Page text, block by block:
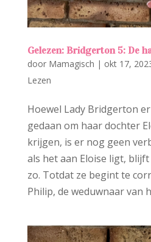
Gelezen: Bridgerton 5: De
door Mamagisch | okt 17,
Lezen
Hoewel Lady Bridgerton
gedaan om haar dochter
krijgen, is er nog geen
als het aan Eloise ligt,
zo. Totdat ze begint te
Philip, de weduwnaar van